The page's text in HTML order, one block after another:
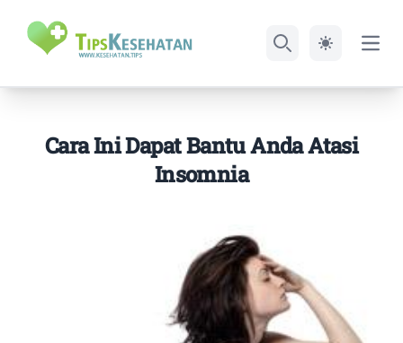
Cara Ini Dapat Bantu Anda Atasi
Insomnia